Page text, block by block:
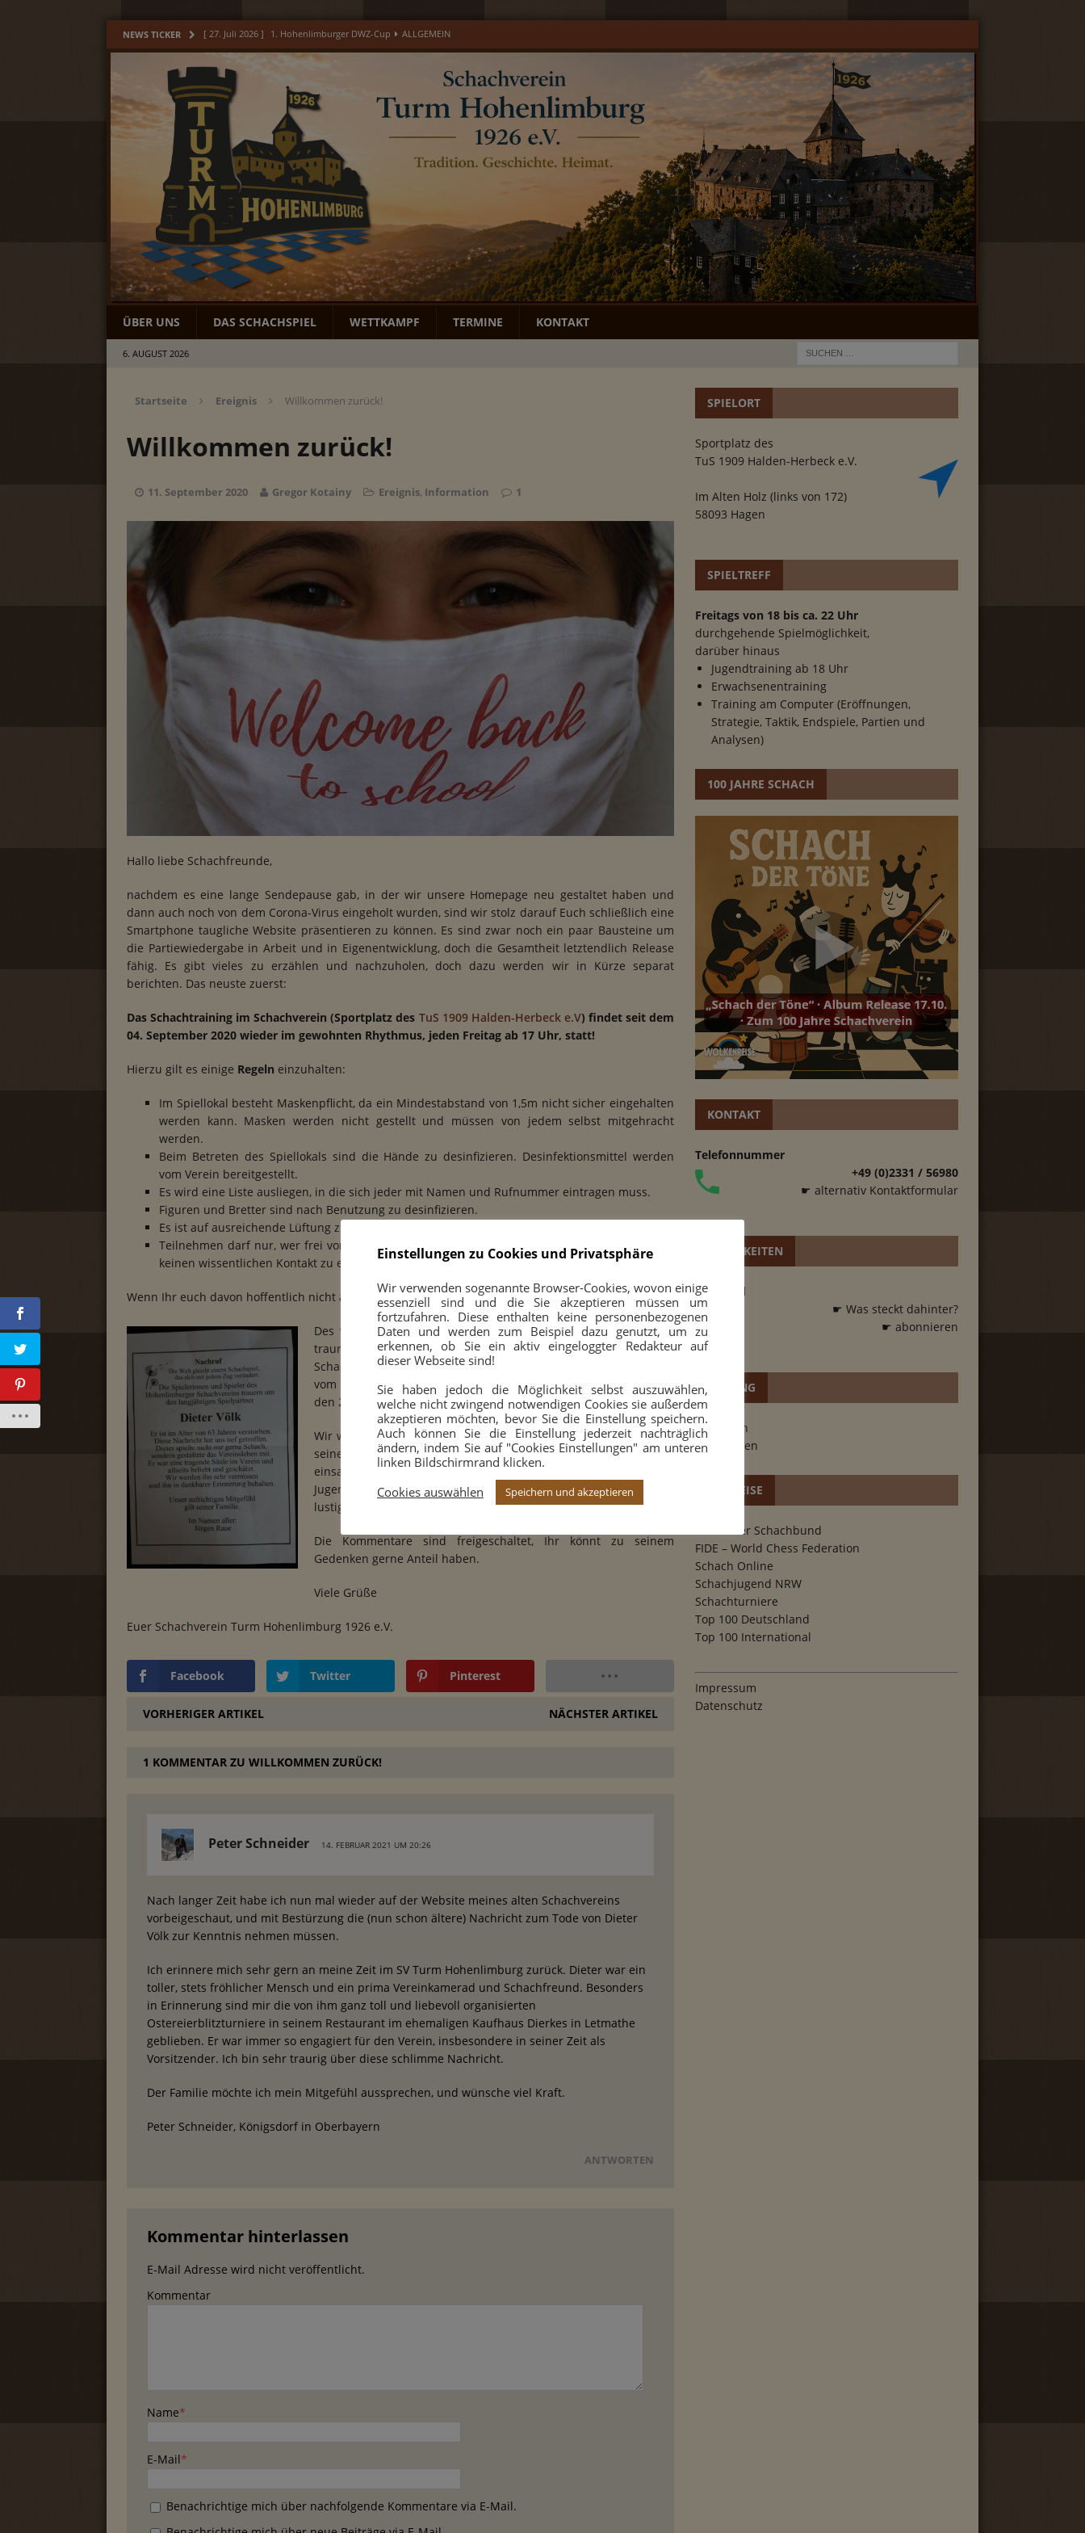
NEWS TICKER [ 17. Juli 2026 ] Hohenlimburger Jubiläums-Open ALLGEMEIN
Hohenlimburger Jugendopen 2026 – Gedenkturnier für Ulrich Eisenburger
[ 6. Juli 2026 ] Unser Monat Juni
Unser Monat Juli MONATSBERICHTE
[ 27. Juli 2026 ] 1. Hohenlimburger DWZ-Cup
ÜBER UNS DAS SCHACHSPIEL WETTKAMPF TERMINE KONTAKT
6. AUGUST 2026
Startseite Ereignis Willkommen zurück!
Willkommen zurück!
11. September 2020 Gregor Kotainy Ereignis, Information 1
Hallo liebe Schachfreunde,
nachdem es eine lange Sendepause gab, in der wir unsere Homepage neu gestaltet haben und
dann auch noch von dem Corona-Virus eingeholt wurden, sind wir stolz darauf Euch schließlich eine
Smartphone taugliche Website präsentieren zu können. Es sind zwar noch ein paar Bausteine um
die Partiewiedergabe in Arbeit und in Eigenentwicklung, doch die Gesamtheit letztendlich Release
fähig. Es gibt vieles zu erzählen und nachzuholen, doch dazu werden wir in Kürze separat
berichten. Das neuste zuerst:
Das Schachtraining im Schachverein (Sportplatz des TuS 1909 Halden-Herbeck e.V) findet seit dem
04. September 2020 wieder im gewohnten Rhythmus, jeden Freitag ab 17 Uhr, statt!
Hierzu gilt es einige Regeln einzuhalten:
Im Spiellokal besteht Maskenpflicht, da ein Mindestabstand von 1,5m nicht sicher eingehalten
werden kann. Masken werden nicht gestellt und müssen von jedem selbst mitgehracht
werden.
Beim Betreten des Spiellokals sind die Hände zu desinfizieren. Desinfektionsmittel werden
vom Verein bereitgestellt.
Es wird eine Liste ausliegen, in die sich jeder mit Namen und Rufnummer eintragen muss.
Figuren und Bretter sind nach Benutzung zu desinfizieren.
Es ist auf ausreichende Lüftung zu achten! In der kalten Jahreszeit regelmäßiges Stoßlüften!
Teilnehmen darf nur, wer frei von Erkältungssymptomen ist, und in den letzten zwei Wochen
keinen wissentlichen Kontakt zu einer infizierten Peroson hatte.
Wenn Ihr euch davon hoffentlich nicht abgeschreckt fühlt, freuen wir uns auf Euer kommen
Des weiteren müssen wir aber auch noch eine dringende und
traurige Mitteilung machen: Unser sehr engagierter
Schachfreund und fleißiges Vereinsmitglied
vom Schicksal der Zeit im Alter von nur 63 Jahren – am Freitag,
den 26.06.2020 – Schachmatt gesetzt (verstorben )
Wir wussten besonders sein stetiges Engagement bei Events und
seine unangefochtene Bereitschaft in der Mannschaft
einsatzbereit zu sein sehr zu schätzen. Er hat ebensoviel für die
Jugendarbeit geleistet! Wir werden seine freudige Art und die
lustigen Sprüche sehr vermissen!
Die Kommentare sind freigeschaltet, Ihr könnt zu seinem
Gedenken gerne Anteil haben.
Viele Grüße
Euer Schachverein Turm Hohenlimburg 1926 e.V.
Facebook Twitter Pinterest
VORHERIGER ARTIKEL NÄCHSTER ARTIKEL
1 KOMMENTAR ZU WILLKOMMEN ZURÜCK!
Peter Schneider 14. FEBRUAR 2021 UM 20:26
Nach langer Zeit habe ich nun mal wieder auf der Website meines alten Schachvereins
vorbeigeschaut, und mit Bestürzung die (nun schon ältere) Nachricht zum Tode von Dieter
Völk zur Kenntnis nehmen müssen.
Ich erinnere mich sehr gern an meine Zeit im SV Turm Hohenlimburg zurück. Dieter war ein
toller, stets fröhlicher Mensch und ein prima Vereinkamerad und Schachfreund. Besonders
in Erinnerung sind mir die von ihm ganz toll und liebevoll organisierten
Ostereierblitzturniere in seinem Restaurant im ehemaligen Kaufhaus Dierkes in Letmathe
geblieben. Er war immer so engagiert für den Verein, insbesondere in seiner Zeit als
Vorsitzender. Ich bin sehr traurig über diese schlimme Nachricht.
Der Familie möchte ich mein Mitgefühl aussprechen, und wünsche viel Kraft.
Peter Schneider, Königsdorf in Oberbayern
ANTWORTEN
Kommentar hinterlassen
E-Mail Adresse wird nicht veröffentlicht.
Kommentar
Name*
E-Mail*
Benachrichtige mich über nachfolgende Kommentare via E-Mail.
SPIELORT
Sportplatz des
TuS 1909 Halden-Herbeck e.V.
Im Alten Holz (links von 172)
58093 Hagen
SPIELTREFF
Freitags von 18 bis ca. 22 Uhr
durchgehende Spielmöglichkeit,
darüber hinaus
Jugendtraining ab 18 Uhr
Erwachsenentraining
Training am Computer (Eröffnungen,
Strategie, Taktik, Endspiele, Partien und
Analysen)
100 JAHRE SCHACH
KONTAKT
Telefonnummer
+49 (0)2331 / 56980
☛ alternativ Kontaktformular
NEUIGKEITEN
RSS-Feed
☛ Was steckt dahinter?
☛ abonnieren
ZUGANG
einloggen
beantragen
VERWEISE
Deutscher Schachbund
FIDE – World Chess Federation
Schach Online
Schachjugend NRW
Schachturniere
Top 100 Deutschland
Top 100 International
Impressum
Datenschutz
Einstellungen zu Cookies und Privatsphäre
Wir verwenden sogenannte Browser-Cookies, wovon einige
essenziell sind und die Sie akzeptieren müssen um
fortzufahren. Diese enthalten keine personenbezogenen
Daten und werden zum Beispiel dazu genutzt, um zu
erkennen, ob Sie ein aktiv eingeloggter Redakteur auf
dieser Webseite sind!
Sie haben jedoch die Möglichkeit selbst auszuwählen,
welche nicht zwingend notwendigen Cookies sie außerdem
akzeptieren möchten, bevor Sie die Einstellung speichern.
Auch können Sie die Einstellung jederzeit nachträglich
ändern, indem Sie auf "Cookies Einstellungen" am unteren
linken Bildschirmrand klicken.
Cookies auswählen
Speichern und akzeptieren